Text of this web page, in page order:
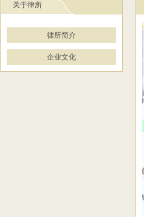
关于律所
律所简介
企业文化